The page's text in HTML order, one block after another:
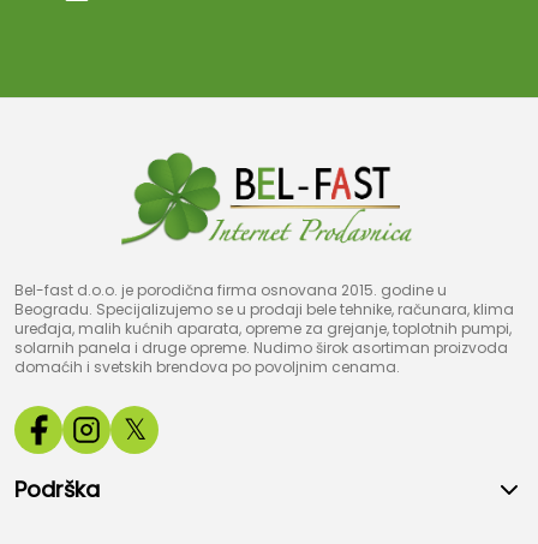
Bel-fast d.o.o. je porodična firma osnovana 2015. godine u
Beogradu. Specijalizujemo se u prodaji bele tehnike, računara, klima
uređaja, malih kućnih aparata, opreme za grejanje, toplotnih pumpi,
solarnih panela i druge opreme. Nudimo širok asortiman proizvoda
domaćih i svetskih brendova po povoljnim cenama.
𝕏
Podrška